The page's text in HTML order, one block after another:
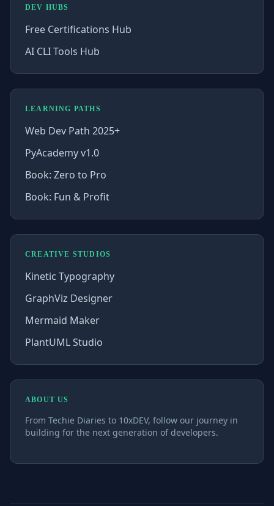
DEV HUBS
Free Certifications Hub
AI CLI Tools Hub
LEARNING PATHS
Web Dev Path 2025+
PyAcademy v1.0
Book: Zero to Pro
Book: Fun & Profit
CREATIVE STUDIOS
Kinetic Typography
GraphViz Designer
Mermaid Maker
PlantUML Studio
ABOUT US
From Techie Diaries to 10xDEV, follow our journey in
building for the next generation of developers.